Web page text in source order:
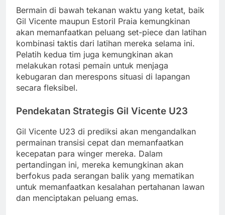
Bermain di bawah tekanan waktu yang ketat, baik
Gil Vicente maupun Estoril Praia kemungkinan
akan memanfaatkan peluang set-piece dan latihan
kombinasi taktis dari latihan mereka selama ini.
Pelatih kedua tim juga kemungkinan akan
melakukan rotasi pemain untuk menjaga
kebugaran dan merespons situasi di lapangan
secara fleksibel.
Pendekatan Strategis Gil Vicente U23
Gil Vicente U23 di prediksi akan mengandalkan
permainan transisi cepat dan memanfaatkan
kecepatan para winger mereka. Dalam
pertandingan ini, mereka kemungkinan akan
berfokus pada serangan balik yang mematikan
untuk memanfaatkan kesalahan pertahanan lawan
dan menciptakan peluang emas.